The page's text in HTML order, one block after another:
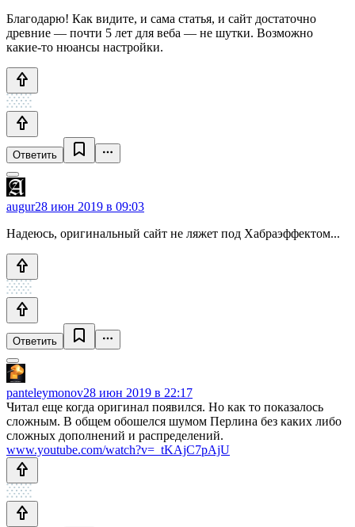
Благодарю! Как видите, и сама статья, и сайт достаточно
древние — почти 5 лет для веба — не шутки. Возможно
какие-то нюансы настройки.
Ответить
augur28 июн 2019 в 09:03
Надеюсь, оригинальный сайт не ляжет под Хабраэффектом...
Ответить
panteleymonov28 июн 2019 в 22:17
Читал еще когда оригинал появился. Но как то показалось
сложным. В общем обошелся шумом Перлина без каких либо
сложных дополнений и распределений.
www.youtube.com/watch?v=_tKAjC7pAjU